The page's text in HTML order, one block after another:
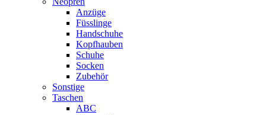
Anzüge
Füsslinge
Handschuhe
Kopfhauben
Schuhe
Socken
Zubehör
Sonstige
Taschen
ABC